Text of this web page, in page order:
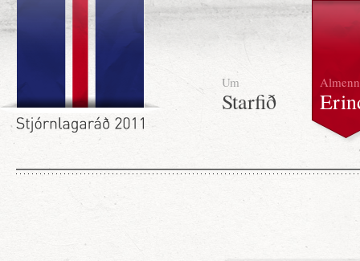
Um
Starfið
Almenn